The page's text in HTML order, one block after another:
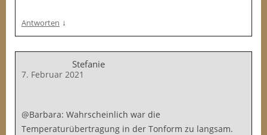
Antworten ↓
Stefanie
7. Februar 2021
@Barbara: Wahrscheinlich war die
Temperaturübertragung in der Tonform zu langsam.